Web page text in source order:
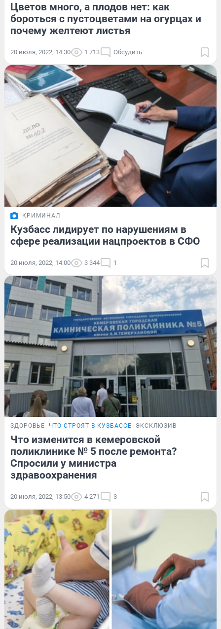
Цветов много, а плодов нет: как
бороться с пустоцветами на огурцах и
почему желтеют листья
20 июля, 2022, 14:30 1 713 Обсудить
КРИМИНАЛ
Кузбасс лидирует по нарушениям в
сфере реализации нацпроектов в СФО
20 июля, 2022, 14:00 3 344 1
ЗДОРОВЬЕ ЧТО СТРОЯТ В КУЗБАССЕ ЭКСКЛЮЗИВ
Что изменится в кемеровской
поликлинике № 5 после ремонта?
Спросили у министра
здравоохранения
20 июля, 2022, 13:50 4 271 3